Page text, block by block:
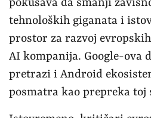
pokušava da smanji
tehnoloških giganata i
prostor za razvoj
AI kompanija. Google-ova
pretrazi i Android
posmatra kao prepreka toj